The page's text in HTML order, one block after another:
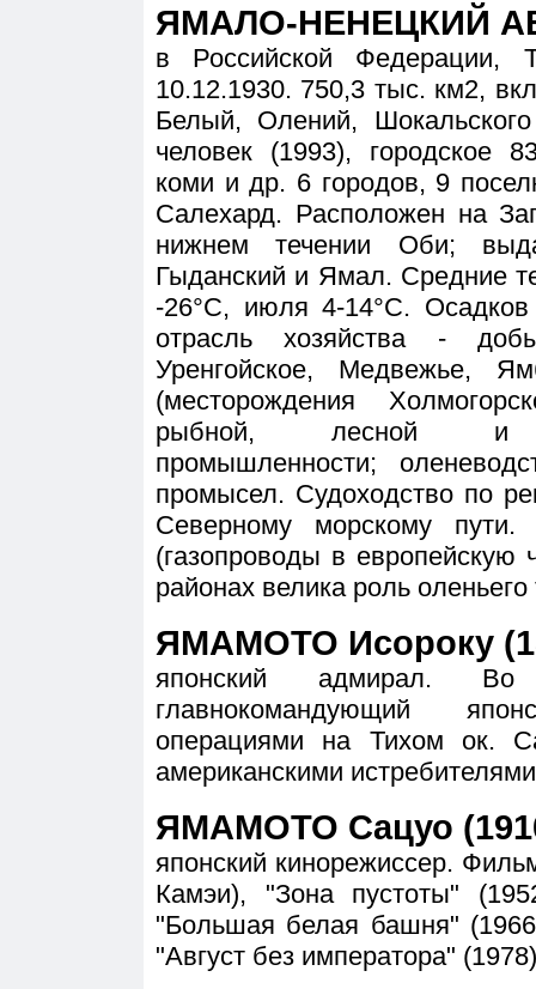
ЯМАЛО-НЕНЕЦКИЙ
в Российской Федерации,
10.12.1930. 750,3 тыс. км2,
Белый, Олений,
человек (1993), городское
коми и др. 6 городов, 9
Салехард. Расположен на
нижнем течении Оби;
Гыданский и Ямал. Средние
-26°С, июля 4-14°С.
отрасль хозяйства -
Уренгойское, Медвежье,
(месторождения
рыбной, лесной и
промышленности;
промысел. Судоходство по
Северному морскому пути.
(газопроводы в европейскую
районах велика роль оленьего
ЯМАМОТО Исороку
японский адмирал.
главнокомандующий
операциями на Тихом ок.
американскими
ЯМАМОТО Сацуо
японский кинорежиссер.
Камэи), "Зона пустоты"
"Большая белая башня"
"Август без императора"